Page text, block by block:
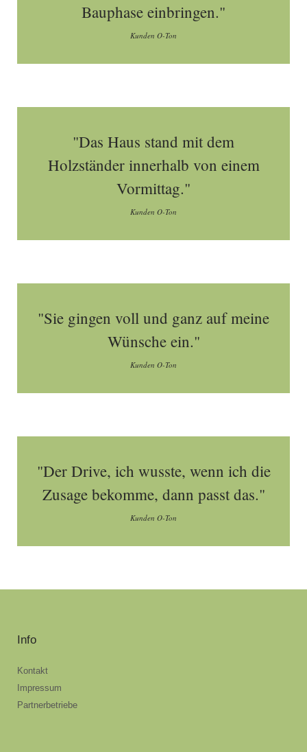
Bauphase einbringen."
Kunden O-Ton
"Das Haus stand mit dem
Holzständer innerhalb von einem
Vormittag."
Kunden O-Ton
"Sie gingen voll und ganz auf meine
Wünsche ein."
Kunden O-Ton
"Der Drive, ich wusste, wenn ich die
Zusage bekomme, dann passt das."
Kunden O-Ton
Info
Kontakt
Impressum
Partnerbetriebe